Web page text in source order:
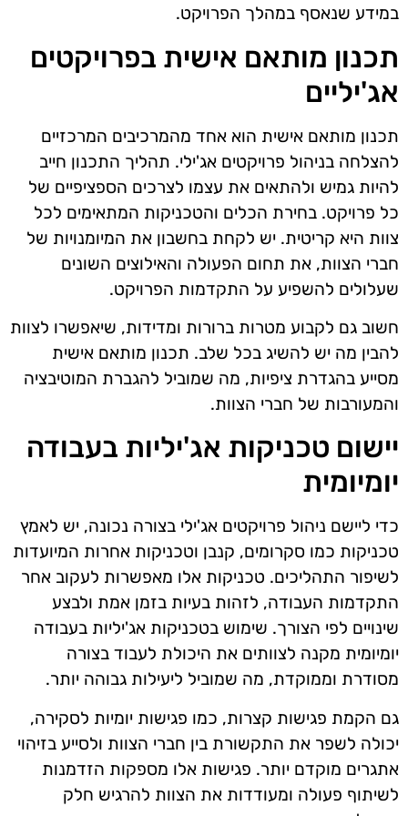
במידע שנאסף במהלך הפרויקט.
תכנון מותאם אישית בפרויקטים
אג'יליים
תכנון מותאם אישית הוא אחד מהמרכיבים המרכזיים
להצלחה בניהול פרויקטים אג'ילי. תהליך התכנון חייב
להיות גמיש ולהתאים את עצמו לצרכים הספציפיים של
כל פרויקט. בחירת הכלים והטכניקות המתאימים לכל
צוות היא קריטית. יש לקחת בחשבון את המיומנויות של
חברי הצוות, את תחום הפעולה והאילוצים השונים
שעלולים להשפיע על התקדמות הפרויקט.
חשוב גם לקבוע מטרות ברורות ומדידות, שיאפשרו לצוות
להבין מה יש להשיג בכל שלב. תכנון מותאם אישית
מסייע בהגדרת ציפיות, מה שמוביל להגברת המוטיבציה
והמעורבות של חברי הצוות.
יישום טכניקות אג'יליות בעבודה
יומיומית
כדי ליישם ניהול פרויקטים אג'ילי בצורה נכונה, יש לאמץ
טכניקות כמו סקרומים, קנבן וטכניקות אחרות המיועדות
לשיפור התהליכים. טכניקות אלו מאפשרות לעקוב אחר
התקדמות העבודה, לזהות בעיות בזמן אמת ולבצע
שינויים לפי הצורך. שימוש בטכניקות אג'יליות בעבודה
יומיומית מקנה לצוותים את היכולת לעבוד בצורה
מסודרת וממוקדת, מה שמוביל ליעילות גבוהה יותר.
גם הקמת פגישות קצרות, כמו פגישות יומיות לסקירה,
יכולה לשפר את התקשורת בין חברי הצוות ולסייע בזיהוי
אתגרים מוקדם יותר. פגישות אלו מספקות הזדמנות
לשיתוף פעולה ומעודדות את הצוות להרגיש חלק